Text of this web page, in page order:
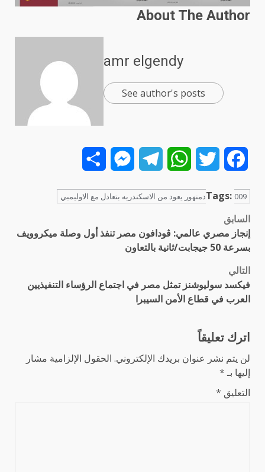
About The Author
amr elgendy
See author's posts
Facebook
Twitter
WhatsApp
Telegram
Messenger
Tags: 009دمنهور يعود من الاسكندريه بتعادل مع الاوليمبي
تصفّح
المقالات
السابق
إنجاز مصري عالمي: ڤودافون مصر تنفذ أول وصلة ميكروويف
بسرعة 50 جيجابت/ثانية بالتعاون
التالي
فيكسد سوليوشنز تمثل مصر في اجتماع الرؤساء التنفيذيين
العرب في قطاع الأمن السيبرا
اترك تعليقاً
لن يتم نشر عنوان بريدك الإلكتروني. الحقول الإلزامية مشار
إليها بـ*
التعليق *